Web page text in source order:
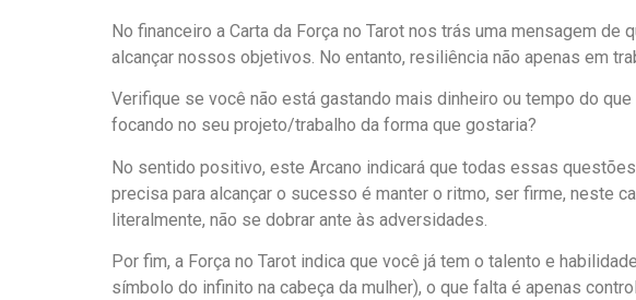
No financeiro a Carta da Força no Tarot nos trás uma mensagem
alcançar nossos objetivos. No entanto, resiliência não apenas em
Verifique se você não está gastando mais dinheiro ou tempo do
focando no seu projeto/trabalho da forma que gostaria?
No sentido positivo, este Arcano indicará que todas essas
precisa para alcançar o sucesso é manter o ritmo, ser firme, neste
literalmente, não se dobrar ante às adversidades.
Por fim, a Força no Tarot indica que você já tem o talento e
símbolo do infinito na cabeça da mulher), o que falta é apenas